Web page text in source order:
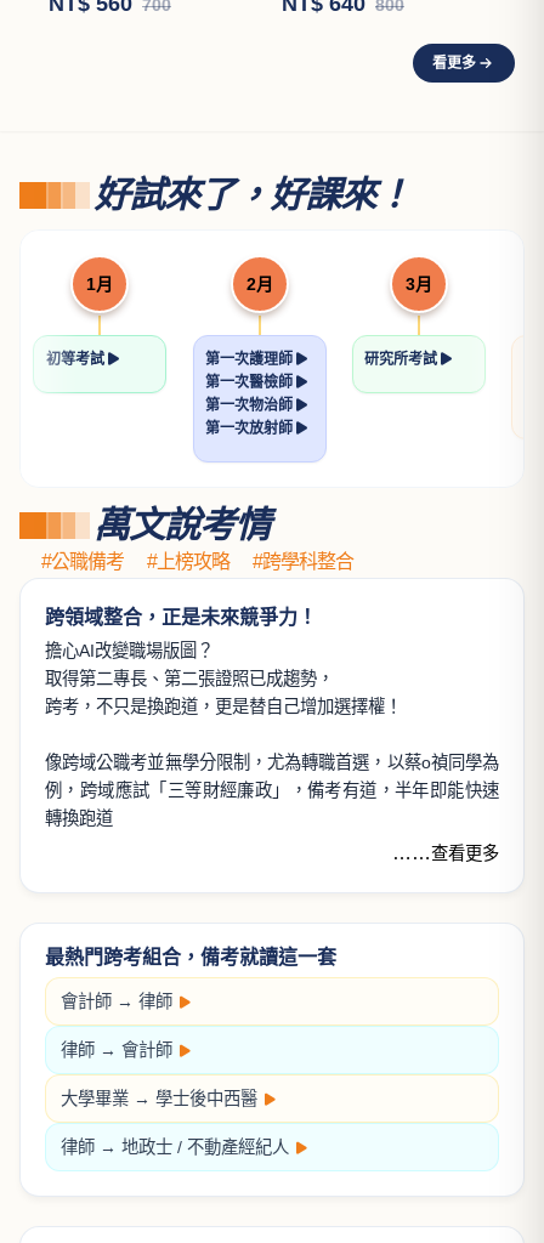
NT$ 560 700
土地法規論
許文昌博士
透明的刑法解題書
張鏡榮律師
好試來了，好課來！
初等考試
第一次護理師
第一次醫檢師
第一次放射師
萬文說考情
#公職備考 #上榜攻略 #跨學科整合